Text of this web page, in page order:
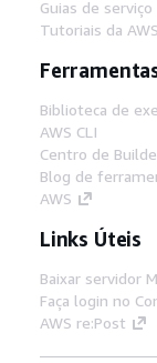
Guias de serviço
Tutoriais da
Biblioteca de
AWS CLI
Centro de
Blog de
AWS
Links Úteis
Baixar servidor
Faça login no
AWS re:Post